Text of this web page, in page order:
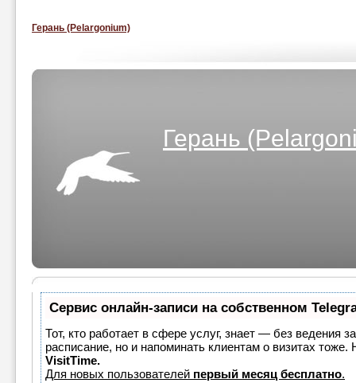
Герань (Pelargonium)
Герань
Сервис онлайн-записи на собственном
Тот, кто работает в сфере услуг, знает — без ведения
расписание, но и напоминать клиентам о визитах
VisitTime.
Для новых пользователей первый месяц бесплатно.